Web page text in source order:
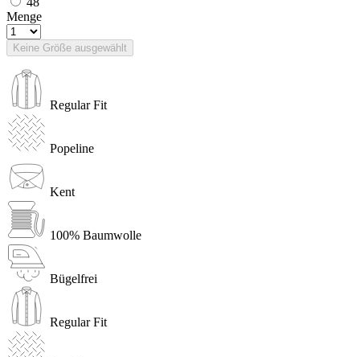
Menge
Keine Größe ausgewählt
Regular Fit
Popeline
Kent
100% Baumwolle
Bügelfrei
Regular Fit